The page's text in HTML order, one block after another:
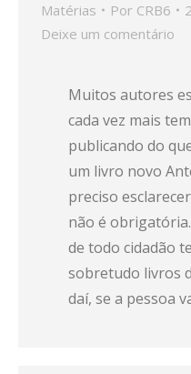
Matérias Por CRB6
Deixe um comentário
Muitos autores
cada vez mais
publicando do
um livro novo
preciso
não é
de todo cidadão
sobretudo livros
daí, se a pessoa